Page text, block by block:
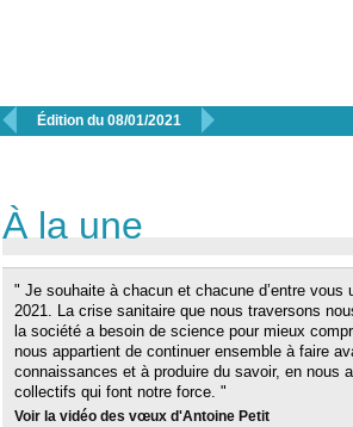
 Édition du 08/01/2021 
À la une
" Je souhaite à chacun et chacune d’entre vous
2021. La crise sanitaire que nous traversons
la société a besoin de science pour mieux
nous appartient de continuer ensemble à faire
connaissances et à produire du savoir, en nous
collectifs qui font notre force. "
Voir la vidéo des vœux d'Antoine Petit